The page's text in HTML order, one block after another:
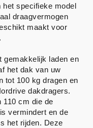
het specifieke model
draagvermogen
maakt voor
gemakkelijk laden en
het dak van uw
tot 100 kg dragen en
dakdragers.
110 cm die de
vermindert en de
het rijden. Deze